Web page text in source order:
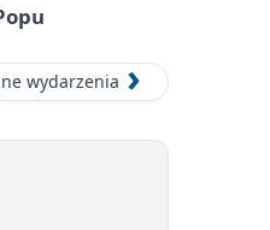
wydarzenia